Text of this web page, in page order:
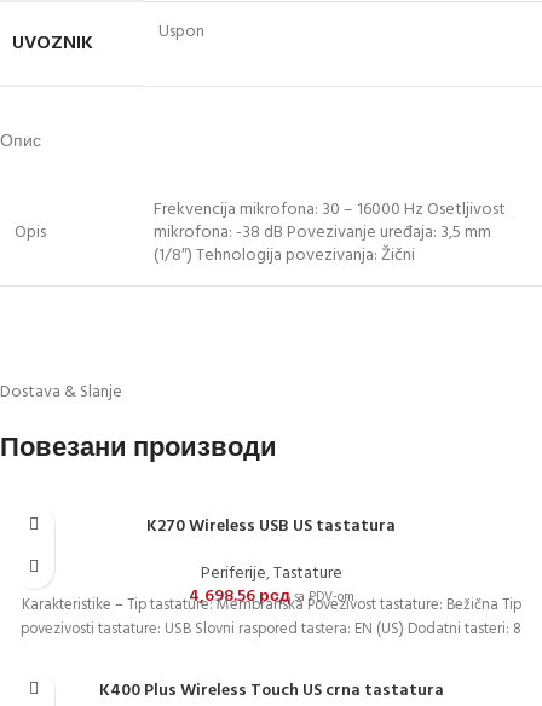
UVOZNIK Uspon
Опис
Opis
Frekvencija mikrofona: 30 – 16000 Hz Osetljivost
mikrofona: -38 dB Povezivanje uređaja: 3,5 mm
(1/8″) Tehnologija povezivanja: Žični
Dostava & Slanje
Повезани производи
K270 Wireless USB US tastatura
Periferije,Tastature
4,698.56рсдsa PDV-om
Karakteristike – Tip tastature: Membranska Povezivost tastature: Bežična Tip
povezivosti tastature: USB Slovni raspored tastera: EN (US) Dodatni tasteri: 8
K400 Plus Wireless Touch US crna tastatura